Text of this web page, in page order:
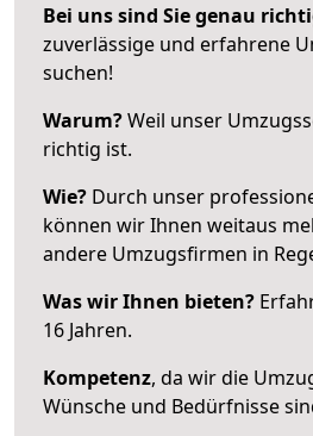
Bei uns sind Sie genau
zuverlässige und erfahrene
suchen!
Warum?Weil unser
richtig ist.
Wie? Durch unser
können wir Ihnen weitaus
andere Umzugsfirmen in
Was wir Ihnen bieten?
16 Jahren.
Kompetenz, da wir die
Wünsche und Bedürfnisse